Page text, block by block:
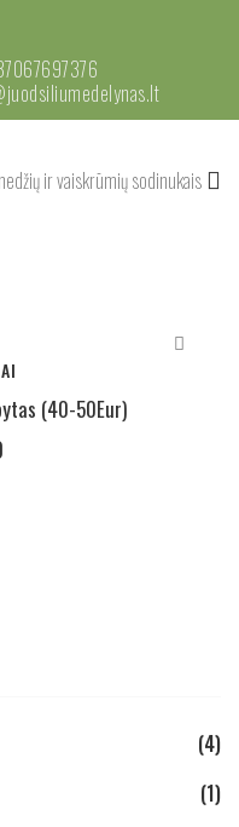
(40-50Eur)
(4)
(1)